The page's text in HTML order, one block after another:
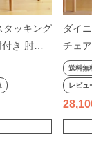
タッキング
き 肘掛
チェア
ーン グレ
椅子 高齢
ダイ
チェア 1脚 肘付
付き
省ス
リー
プル
送料無
レビュ